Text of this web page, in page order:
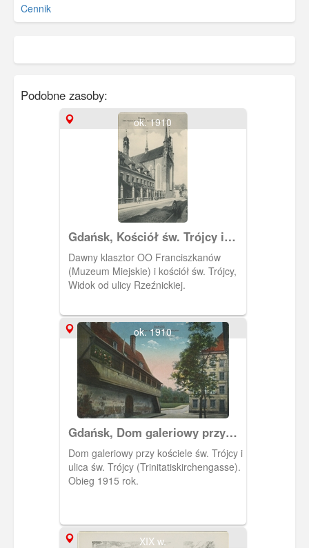
Cennik
Podobne zasoby:
ok. 1910
Gdańsk, Kościół św. Trójcy i
Dawny klasztor OO
Franciszkanów (Muzeum
Miejskie)
Dawny klasztor OO Franciszkanów
(Muzeum Miejskie) i kościół św. Trójcy,
Widok od ulicy Rzeźnickiej.
ok. 1910
Gdańsk, Dom galeriowy przy
ulicy św. Trójcy
Dom galeriowy przy kościele św. Trójcy i
ulica św. Trójcy (Trinitatiskirchengasse).
Obieg 1915 rok.
XIX w.